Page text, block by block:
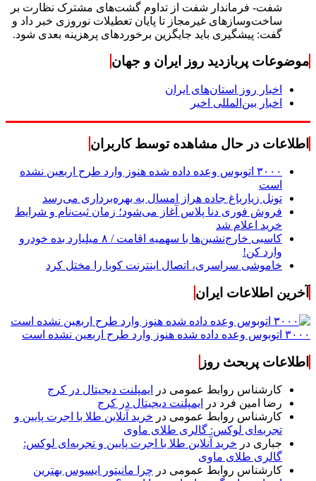
شفت- فرماندار شفت از تداوم گشت‌های مشترک نظارت بر
ساخت‌وسازهای غیرمجاز تا پایان تعطیلات نوروزی خبر داد و
گفت: پیشگیری باید جایگزین برخوردهای پرهزینه بعدی شود.
موضوعات پربازدید روز ایران و جهان
اخبار روز استان‌های ایران
اخبار بین‌المللی اخیر
اطلاعات در حال مشاهده توسط کاربران
۳۰۰۰ اتوبوس وعده داده شده هنوز وارد طرح اربعین نشده
است
تونل زیارباغ جاده هراز امسال به بهره‌برداری می‌رسد
فروش فوری دنا پلاس آغاز می‌شود؛ زمان ثبت‌نام و شرایط
خرید اعلام شد
کاسبی خارج‌نشین‌ها با سهمیه اقامت / ۸ میلیارد بده خودرو
وارد کن!
خاموشی سراسری، اتصال اینترنت کوبا را مختل کرد
آخرین اطلاعات ایران
۳۰۰۰ اتوبوس وعده داده شده هنوز وارد طرح اربعین نشده است
اطلاعات پربحث روز
کارشناس روابط عمومی در
ایمپلنت دیجیتال در کرج
رضا امین فرد در
ایمپلنت دیجیتال در کرج
کارشناس روابط عمومی در خرید آنلاین طلا با اجرت پایین و
تجربه‌ای لوکس: گالری طلای ماوی
جباری در خرید آنلاین طلا با اجرت پایین و تجربه‌ای لوکس:
گالری طلای ماوی
کارشناس روابط عمومی در چرا مانیتور ایسوس بهترین